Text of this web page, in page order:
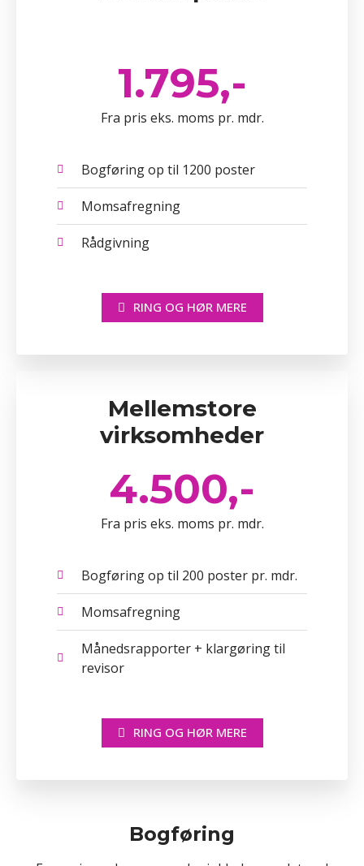
1.795,-
Fra pris eks. moms pr. mdr.
Bogføring op til 1200 poster
Momsafregning
Rådgivning
RING OG HØR MERE
Mellemstore
virksomheder
4.500,-
Fra pris eks. moms pr. mdr.
Bogføring op til 200 poster pr. mdr.
Momsafregning
Månedsrapporter + klargøring til
revisor
RING OG HØR MERE
Bogføring